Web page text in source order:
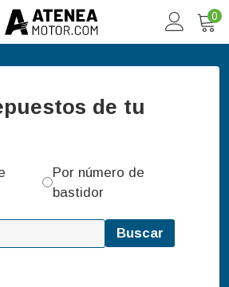
0
de tu
Por número de
bastidor
Buscar